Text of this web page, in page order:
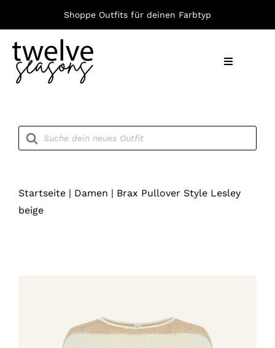
springen
Shoppe Outfits für deinen Farbtyp
Toggle
Products
search
Startseite| Damen | Brax Pullover Style Lesley
beige